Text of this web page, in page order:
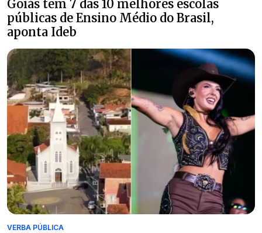
Goiás tem 7 das 10 melhores escolas
públicas de Ensino Médio do Brasil,
aponta Ideb
VERBA PÚBLICA